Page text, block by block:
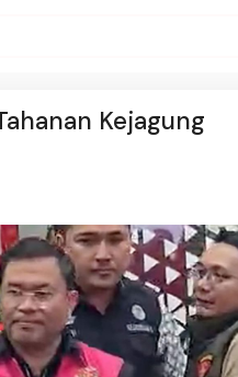
Kejagung